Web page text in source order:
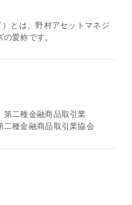
とは、野村アセットマネジ
愛称です。
二種金融商品取引業
二種金融商品取引業協会